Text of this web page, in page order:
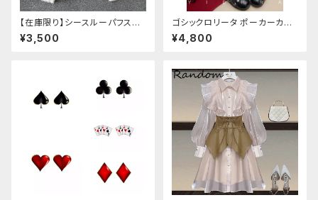
【在庫限り】シースルーパフスリ
ーブ刺繍ブラウス
¥3,500
ゴシックロリータ ポーカーカー
ド柄 プリントタイツ
¥4,800